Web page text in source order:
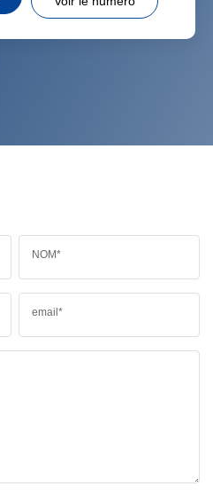
NOM*
email*